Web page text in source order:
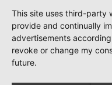
This site uses third-party
provide and continually
advertisements
revoke or change my
future.